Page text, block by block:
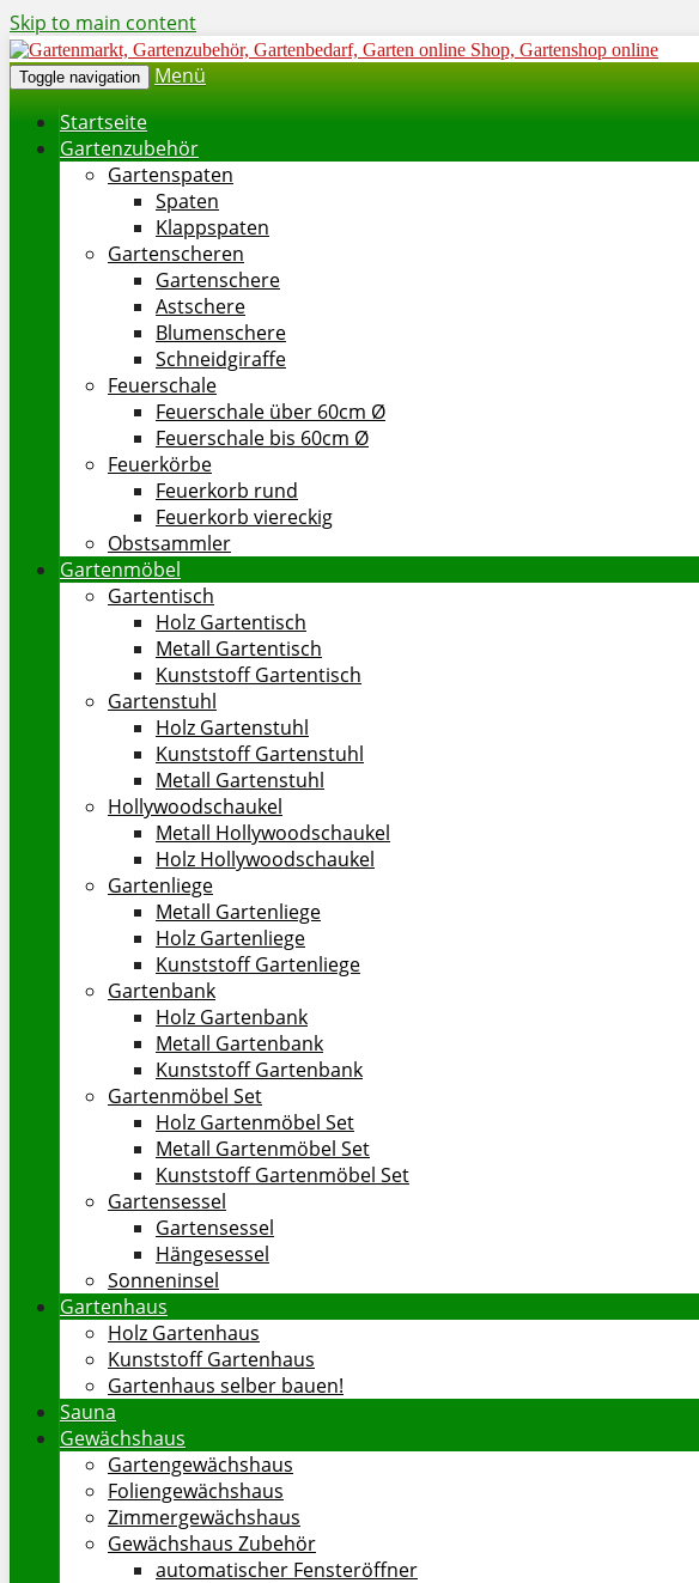
Skip to main content
Toggle navigation
Menü
Startseite
Gartenzubehör
Gartenspaten
Spaten
Klappspaten
Gartenscheren
Gartenschere
Astschere
Blumenschere
Schneidgiraffe
Feuerschale
Feuerschale über 60cm Ø
Feuerschale bis 60cm Ø
Feuerkörbe
Feuerkorb rund
Feuerkorb viereckig
Obstsammler
Gartenmöbel
Gartentisch
Holz Gartentisch
Metall Gartentisch
Kunststoff Gartentisch
Gartenstuhl
Holz Gartenstuhl
Kunststoff Gartenstuhl
Metall Gartenstuhl
Hollywoodschaukel
Metall Hollywoodschaukel
Holz Hollywoodschaukel
Gartenliege
Metall Gartenliege
Holz Gartenliege
Kunststoff Gartenliege
Gartenbank
Holz Gartenbank
Metall Gartenbank
Kunststoff Gartenbank
Gartenmöbel Set
Holz Gartenmöbel Set
Metall Gartenmöbel Set
Kunststoff Gartenmöbel Set
Gartensessel
Gartensessel
Hängesessel
Sonneninsel
Gartenhaus
Holz Gartenhaus
Kunststoff Gartenhaus
Gartenhaus selber bauen!
Sauna
Gewächshaus
Gartengewächshaus
Foliengewächshaus
Zimmergewächshaus
Gewächshaus Zubehör
automatischer Fensteröffner